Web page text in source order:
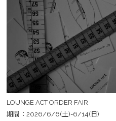
LOUNGE ACT ORDER FAIR
期間：2026/6/6(土)-6/14(日)